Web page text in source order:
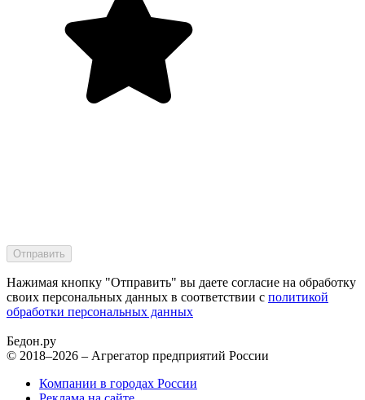
Нажимая кнопку "Отправить" вы даете согласие на обработку
своих персональных данных в соответствии с политикой
обработки персональных данных
Бедон.ру
© 2018–2026 – Агрегатор предприятий России
Компании в городах России